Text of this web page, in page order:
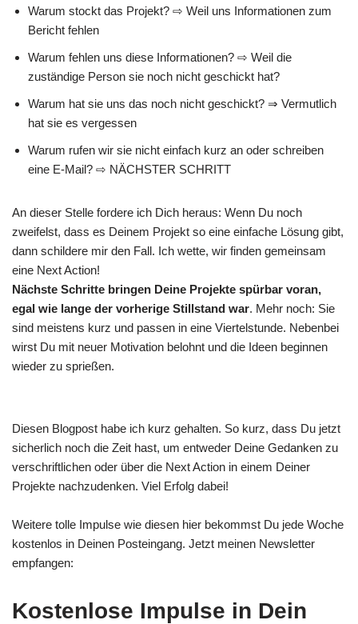
Warum stockt das Projekt? ⇨ Weil uns Informationen zum
Bericht fehlen
Warum fehlen uns diese Informationen? ⇨ Weil die
zuständige Person sie noch nicht geschickt hat?
Warum hat sie uns das noch nicht geschickt? ⇒ Vermutlich
hat sie es vergessen
Warum rufen wir sie nicht einfach kurz an oder schreiben
eine E-Mail? ⇨ NÄCHSTER SCHRITT
An dieser Stelle fordere ich Dich heraus: Wenn Du noch
zweifelst, dass es Deinem Projekt so eine einfache Lösung gibt,
dann schildere mir den Fall. Ich wette, wir finden gemeinsam
eine Next Action!
Nächste Schritte bringen Deine Projekte spürbar voran,
egal wie lange der vorherige Stillstand war. Mehr noch: Sie
sind meistens kurz und passen in eine Viertelstunde. Nebenbei
wirst Du mit neuer Motivation belohnt und die Ideen beginnen
wieder zu sprießen.
Diesen Blogpost habe ich kurz gehalten. So kurz, dass Du jetzt
sicherlich noch die Zeit hast, um entweder Deine Gedanken zu
verschriftlichen oder über die Next Action in einem Deiner
Projekte nachzudenken. Viel Erfolg dabei!
Weitere tolle Impulse wie diesen hier bekommst Du jede Woche
kostenlos in Deinen Posteingang. Jetzt meinen Newsletter
empfangen:
Kostenlose Impulse in Dein